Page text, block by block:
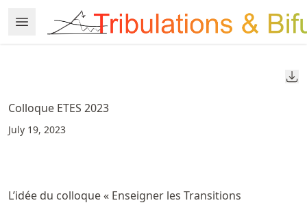
to
article
to
article
content
Open Menu
Made with MyST
Colloque ETES 2023
July 19, 2023
L’idée du colloque « Enseigner les Transitions